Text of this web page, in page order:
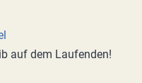
auf dem Laufenden!